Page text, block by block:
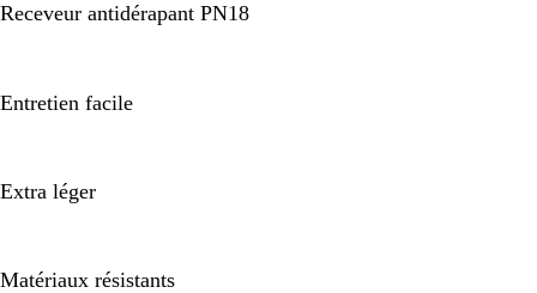
Receveur antidérapant PN18
Entretien facile
Extra léger
Matériaux résistants